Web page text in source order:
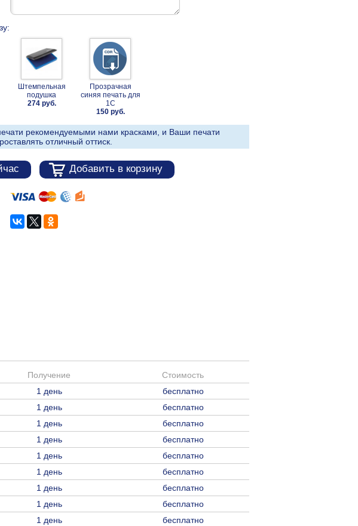
Штемпельная
подушка
274 руб.
Прозрачная
синяя печать для
1С
150 руб.
рекомендуемыми нами красками, и Ваши печати
отличный оттиск.
Добавить в корзину
Получение
Стоимость
1 день
бесплатно
1 день
бесплатно
1 день
бесплатно
1 день
бесплатно
1 день
бесплатно
1 день
бесплатно
1 день
бесплатно
1 день
бесплатно
1 день
бесплатно